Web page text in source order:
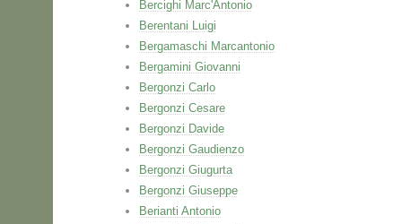
Bercighi Marc'Antonio
Berentani Luigi
Bergamaschi Marcantonio
Bergamini Giovanni
Bergonzi Carlo
Bergonzi Cesare
Bergonzi Davide
Bergonzi Gaudienzo
Bergonzi Giugurta
Bergonzi Giuseppe
Berianti Antonio